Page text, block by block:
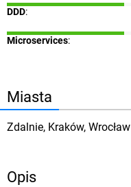
DDD:
Microservices:
Miasta
Zdalnie, Kraków, Wrocław
Opis